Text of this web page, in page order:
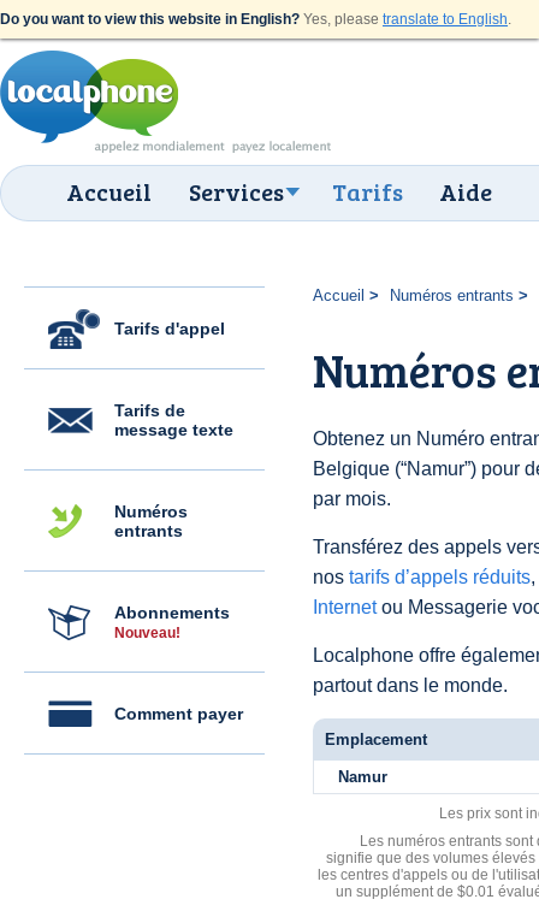
Do you want to view this website in English? Yes, please translate to English.
Accueil Services Tarifs Aide
Tarifs d'appel
Tarifs de
message texte
Numéros
entrants
Abonnements
Nouveau!
Comment payer
Accueil Numéros entrants
Numéros
Obtenez un Numéro
Belgique (“Namur”) pour
par mois.
Transférez des appels
nos tarifs d’appels réduits
Internetou Messagerie
Localphone offre
partout dans le monde.
Emplacement
Namur
Les prix sont
Les numéros entrants
signifie que des volumes
les centres d'appels ou de
un supplément de $0.01